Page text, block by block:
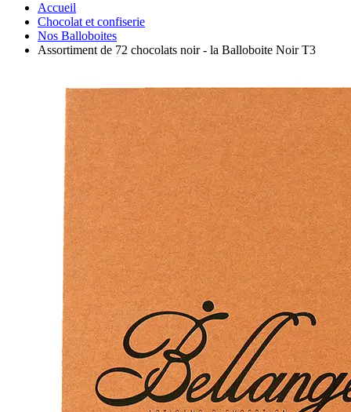
Accueil
Chocolat et confiserie
Nos Balloboites
Assortiment de 72 chocolats noir - la Balloboite Noir T3